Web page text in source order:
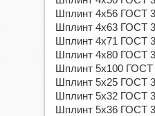
Шплинт 4х56 ГОСТ
Шплинт 4х63 ГОСТ
Шплинт 4х71 ГОСТ
Шплинт 4х80 ГОСТ
Шплинт 5х100 ГОСТ
Шплинт 5х25 ГОСТ
Шплинт 5х32 ГОСТ
Шплинт 5х36 ГОСТ